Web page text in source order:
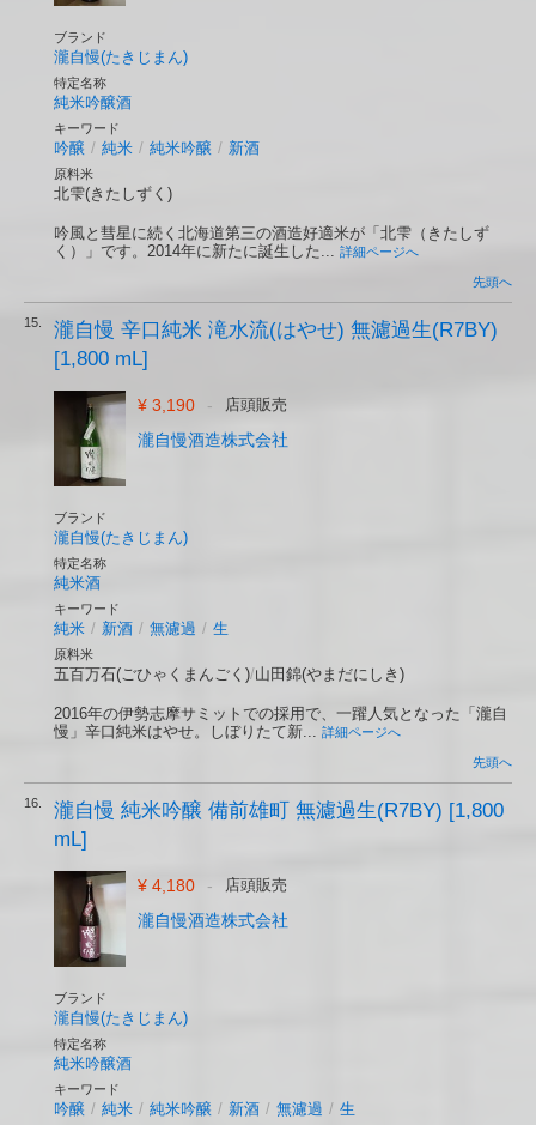
ブランド
瀧自慢(たきじまん)
特定名称
純米吟醸酒
キーワード
吟醸 / 純米 / 純米吟醸 / 新酒
原料米
北雫(きたしずく)
吟風と彗星に続く北海道第三の酒造好適米が「北雫（きたしず
く）」です。2014年に新たに誕生した... 詳細ページへ
先頭へ
15.
瀧自慢 辛口純米 滝水流(はやせ) 無濾過生(R7BY)
[1,800 mL]
¥ 3,190 - 店頭販売
瀧自慢酒造株式会社
ブランド
瀧自慢(たきじまん)
特定名称
純米酒
キーワード
純米 / 新酒 / 無濾過 / 生
原料米
五百万石(ごひゃくまんごく)/山田錦(やまだにしき)
2016年の伊勢志摩サミットでの採用で、一躍人気となった「瀧自
慢」辛口純米はやせ。しぼりたて新... 詳細ページへ
先頭へ
16.
瀧自慢 純米吟醸 備前雄町 無濾過生(R7BY) [1,800
mL]
¥ 4,180 - 店頭販売
瀧自慢酒造株式会社
ブランド
瀧自慢(たきじまん)
特定名称
純米吟醸酒
キーワード
吟醸 / 純米 / 純米吟醸 / 新酒 / 無濾過 / 生